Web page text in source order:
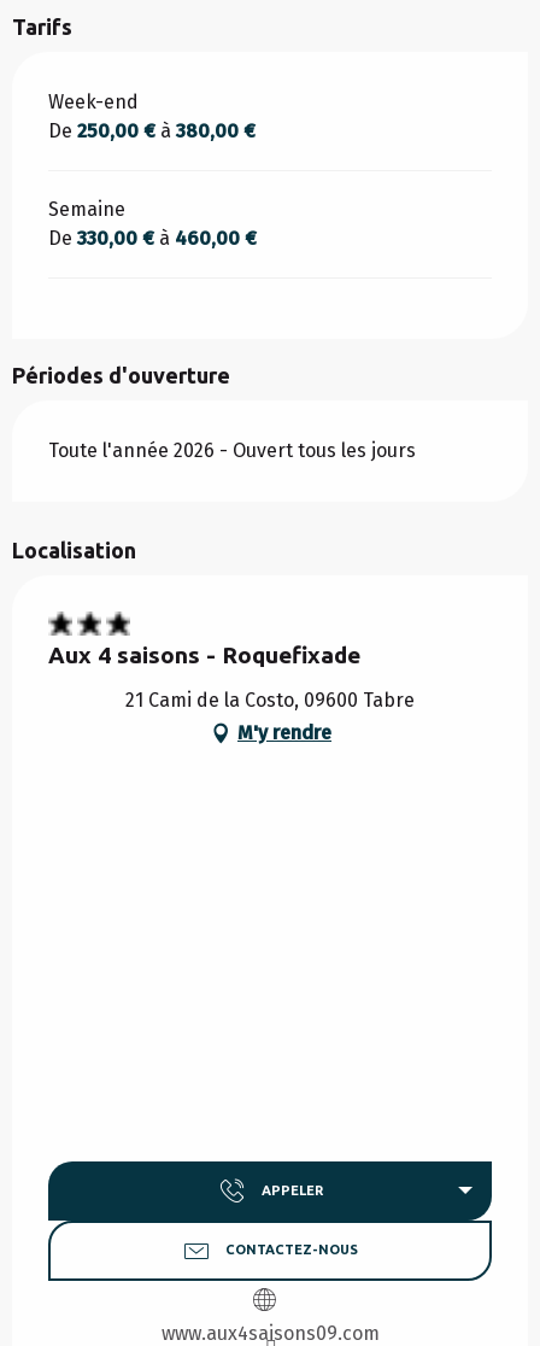
Tarifs
Tarifs 2026
Week-end
De 250,00 €à380,00 €
Semaine
De330,00 €à 460,00 €
Périodes d'ouverture
Toute l'année 2026 - Ouvert tous les jours
Localisation
Aux 4 saisons - Roquefixade
21 Cami de la Costo, 09600 Tabre
M'y rendre
APPELER
CONTACTEZ-NOUS
www.aux4saisons09.com